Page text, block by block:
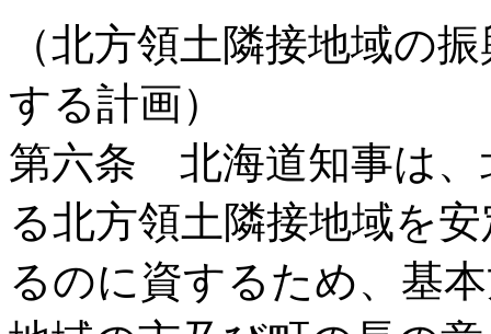
（北方領土隣接地域の
する計画）
第六条 北海道知事は、
る北方領土隣接地域を
るのに資するため、基